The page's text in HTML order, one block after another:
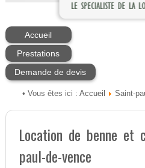
Accueil
Prestations
Demande de devis
• Vous êtes ici : Accueil Saint-
Location de benne et
paul-de-vence